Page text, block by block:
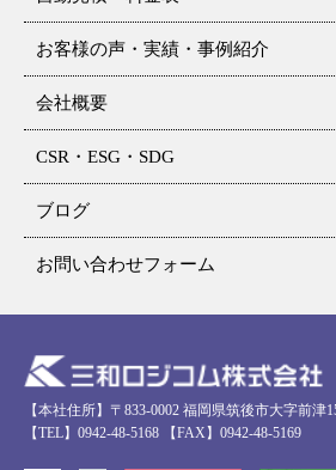
お客様の声・実績・事例紹介
会社概要
CSR・ESG・SDG
ブログ
お問い合わせフォーム
【本社住所】〒833-0002 福岡県筑後市大字前津
【TEL】0942-48-5168 【FAX】0942-48-5169